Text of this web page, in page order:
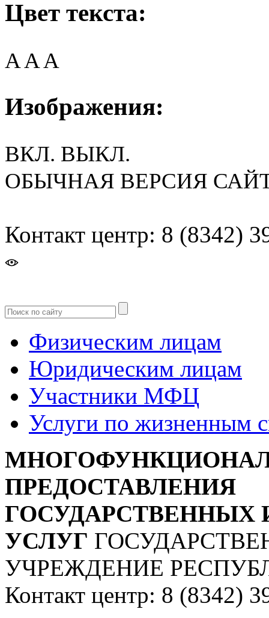
Цвет текста:
AAA
Изображения:
ВКЛ. ВЫКЛ.
ОБЫЧНАЯ ВЕРСИЯ
Контакт центр: 8 (8342)
Физическим лицам
Юридическим лицам
Участники МФЦ
Услуги по жизненным
ПРЕДОСТАВЛЕНИЯ
УСЛУГ
УЧРЕЖДЕНИЕ
Контакт центр: 8 (8342)